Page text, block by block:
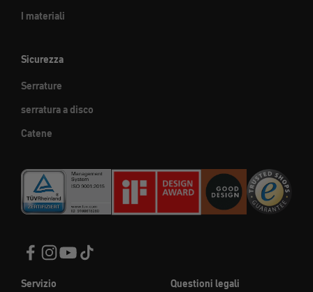
I materiali
Sicurezza
Serrature
serratura a disco
Catene
Servizio
Questioni legali